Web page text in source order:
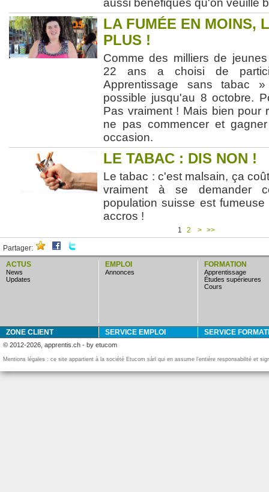
aussi bénéfiques qu'on veuille
LA FUMÉE EN MOINS,
PLUS !
Comme des milliers de
22 ans a choisi de
Apprentissage sans tabac
possible jusqu'au 8 octobre.
Pas vraiment ! Mais bien pour
ne pas commencer et
occasion.
LE TABAC : DIS NON !
Le tabac : c'est malsain, ça
vraiment à se demander
population suisse est
accros !
1 2 > >>
Partager:
ACTUS
news
updates
EMPLOI
annonces
FORMATION
apprentissage
études supérieures
cours
ZONE CLIENT SERVICE EMPLOI SERVICE
© 2012-2026, apprentis.ch - by etucom
Mentions légales : ce site appartient à la société Etucom sàrl qui en assume l’entière responsabilité et